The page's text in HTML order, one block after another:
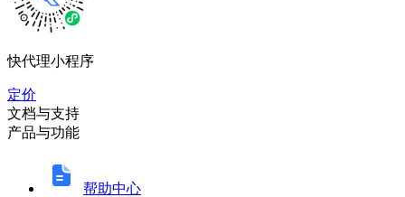
快代理小程序
定价
文档与支持
产品与功能
帮助中心